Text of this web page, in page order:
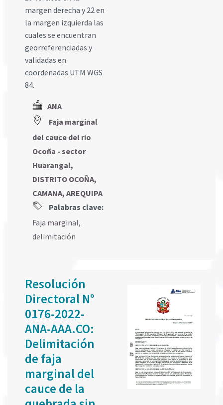
margen derecha y 22 en
la margen izquierda las
cuales se encuentran
georreferenciadas y
validadas en
coordenadas UTM WGS
84.
ANA
Faja marginal
del cauce del rio
Ocoña - sector
Huarangal,
DISTRITO OCOÑA,
CAMANA, AREQUIPA
Palabras clave:
Faja marginal,
delimitación
Resolución
Directoral N°
0176-2022-
ANA-AAA.CO:
Delimitación
de faja
marginal del
cauce de la